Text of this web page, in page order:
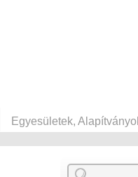
Egyesületek,